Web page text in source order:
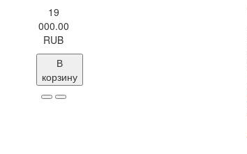
19
000.00
RUB
В
корзину